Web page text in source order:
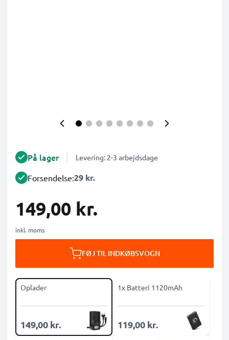
På lager Levering: 2-3 arbejdsdage
Forsendelse:29 kr.
149,00 kr.
inkl. moms
FØJ TIL INDKØBSVOGN
Oplader
149,00 kr.
1x Batteri 1120mAh
119,00 kr.